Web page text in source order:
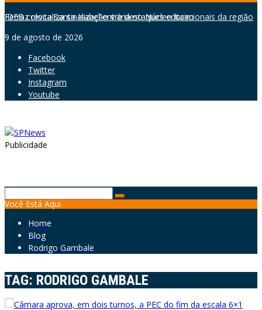
content
IDEB coloca Santa Isabel entre destaques educacionais da região
Ferraz revitaliza sinalização viária no Núcleo Itaim
9 de agosto de 2026
Facebook
Twitter
Instagram
Youtube
Publicidade
for:
Você Está Aqui
Home
Blog
Rodrigo Gambale
TAG: RODRIGO GAMBALE